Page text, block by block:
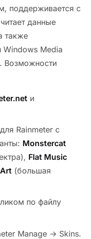
поддерживается с
данные
также
Windows Media
Возможности
и
Rainmeter с
Monstercat
Flat Music
(большая
по файлу
Manage → Skins.